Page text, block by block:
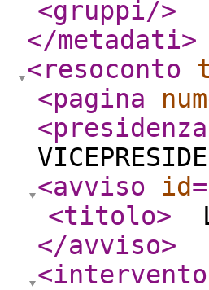
<gruppi/>
</metadati>
<resoconto
<pagina
<presidenza
<avviso
id
<titolo>
</avviso>
<intervento